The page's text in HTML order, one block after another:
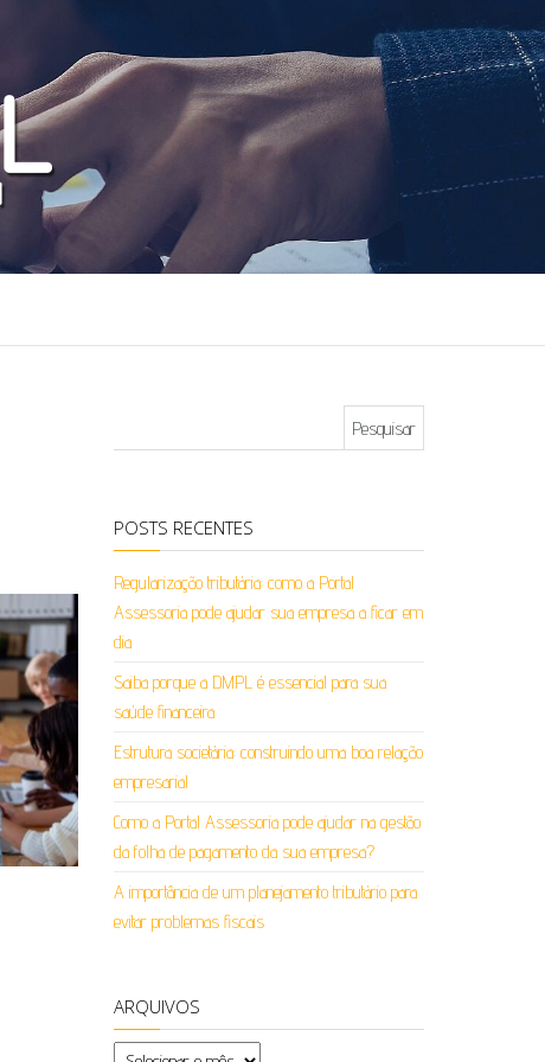
POSTS RECENTES
Regularização tributária: como a Portal
Assessoria pode ajudar sua empresa a ficar em
dia
Saiba porque a DMPL é essencial para sua
saúde financeira
Estrutura societária: construindo uma boa relação
empresarial
Como a Portal Assessoria pode ajudar na gestão
da folha de pagamento da sua empresa?
A importância de um planejamento tributário para
evitar problemas fiscais
ARQUIVOS
Arquivos